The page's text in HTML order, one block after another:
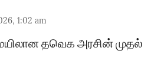
1:02 am
தவெக அரசின் முதல்